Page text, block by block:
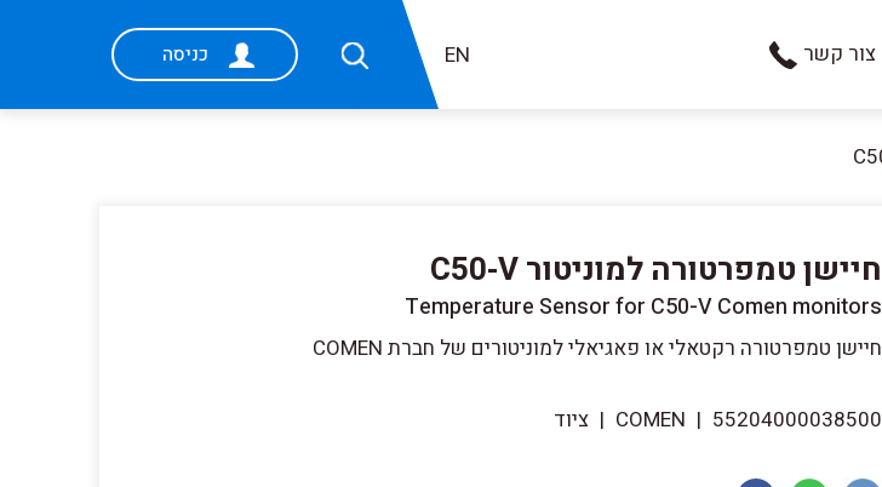
צור קשר EN כניסה
חיישן טמפרטורה למוניטור C50-V
Temperature Sensor for C50-V Comen monitors
חיישן טמפרטורה רקטאלי או פאגיאלי למוניטורים של חברת COMEN
55204000038500
|
COMEN
| ציוד